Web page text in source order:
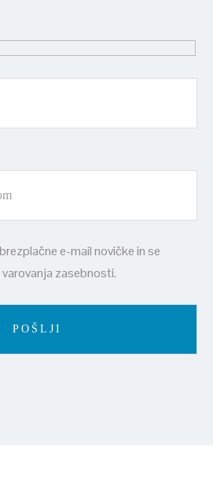
e-mail novičke in se
zasebnosti.